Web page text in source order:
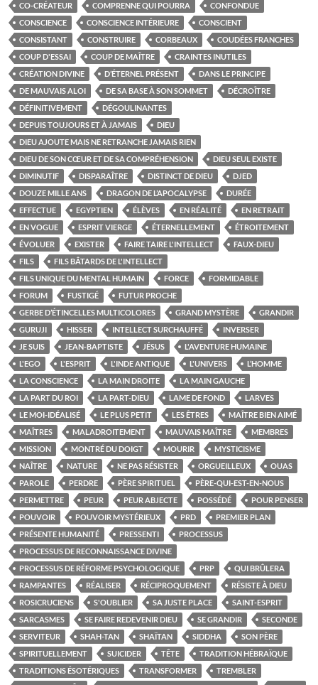
CO-CRÉATEUR COMPRENNE QUI POURRA
CONFONDUE
CONSCIENCE
CONSCIENCE INTÉRIEURE
CONSCIENT
CONSISTANT
CONSTRUIRE CORBEAUX
COUDÉES FRANCHES
COUP D'ESSAI
COUP DE MAÎTRE
CRAINTES INUTILES
CRÉATION DIVINE
D’ÉTERNEL PRÉSENT
DANS LE PRINCIPE
DE MAUVAIS ALOI
DE SA BASE À SON SOMMET
DÉCROÎTRE
DÉFINITIVEMENT
DÉGOULINANTES
DEPUIS TOUJOURS ET À JAMAIS
DIEU
DIEU AJOUTE MAIS NE RETRANCHE JAMAIS RIEN
DIEU DE SON CŒUR ET DE SA COMPRÉHENSION
DIEU SEUL EXISTE
DIMINUTIF
DISPARAÎTRE DISTINCT DE DIEU
DJED
DOUZE MILLE ANS
DRAGON DE L’APOCALYPSE
DURÉE
EFFECTUE
EGYPTIEN ÉLÈVES EN RÉALITÉ
EN RETRAIT
EN VOGUE
ESPRIT VIERGE ÉTERNELLEMENT
ÉTROITEMENT
ÉVOLUER
EXISTER FAIRE TAIRE L'INTELLECT
FAUX-DIEU
FILS
FILS BÂTARDS DE L'INTELLECT
FILS UNIQUE DU MENTAL HUMAIN
FORCE
FORMIDABLE
FORUM
FUSTIGÉ
FUTUR PROCHE
GERBE D’ÉTINCELLES MULTICOLORES
GRAND MYSTÈRE
GRANDIR
GURUJI
HISSER INTELLECT SURCHAUFFÉ
INVERSER
JE SUIS
JEAN-BAPTISTE JÉSUS
L'AVENTURE HUMAINE
L'EGO
L'ESPRIT L'INDE ANTIQUE L'UNIVERS
L’HOMME
LA CONSCIENCE
LA MAIN DROITE
LA MAIN GAUCHE
LA PART DU ROI
LA PART-DIEU LAME DE FOND
LARVES
LE MOI-IDÉALISÉ
LE PLUS PETIT LES ÊTRES
MAÎTRE BIEN AIMÉ
MAÎTRES
MALADROITEMENT MAUVAIS MAÎTRE
MEMBRES
MISSION
MONTRÉ DU DOIGT MOURIR
MYSTICISME
NAÎTRE
NATURE NE PAS RÉSISTER ORGUEILLEUX
OUAS
PAROLE
PERDRE PÈRE SPIRITUEL
PÈRE-QUI-EST-EN-NOUS
PERMETTRE
PEUR PEUR ABJECTE POSSÉDÉ
POUR PENSER
POUVOIR
POUVOIR MYSTÉRIEUX PRD
PREMIER PLAN
PRÉSENTE HUMANITÉ
PRESSENTI
PROCESSUS
PROCESSUS DE RECONNAISSANCE DIVINE
PROCESSUS DE RÉFORME PSYCHOLOGIQUE
PRP
QUI BRÛLERA
RAMPANTES
RÉALISER RÉCIPROQUEMENT
RÉSISTE À DIEU
ROSICRUCIENS
S'OUBLIER SA JUSTE PLACE
SAINT-ESPRIT
SARCASMES
SE FAIRE REDEVENIR DIEU SE GRANDIR
SECONDE
SERVITEUR
SHAH-TAN SHAÏTAN SIDDHA
SON PÈRE
SPIRITUELLEMENT
SUICIDER TÊTE
TRADITION HÉBRAÏQUE
TRADITIONS ÉSOTÉRIQUES
TRANSFORMER
TREMBLER